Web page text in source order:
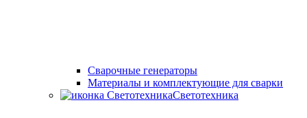
Cварочные генераторы
Материалы и комплектующие для сварки
Светотехника